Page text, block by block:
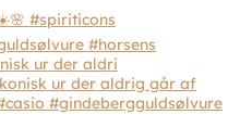
ur der aldri